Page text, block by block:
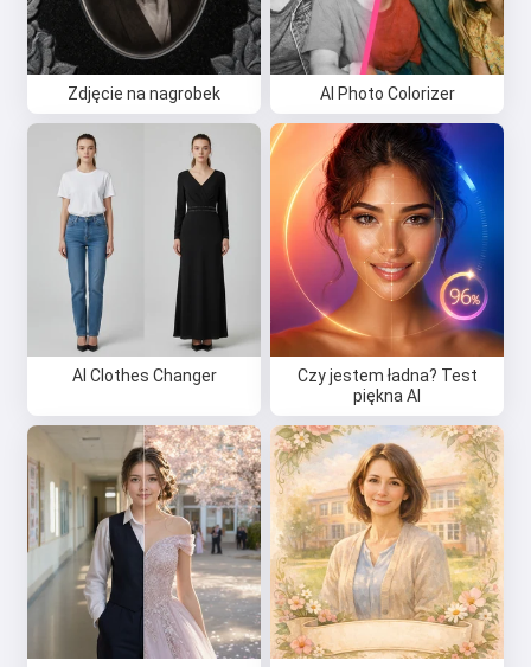
Zdjęcie na nagrobek AI Photo Colorizer
AI Clothes Changer
Czy jestem ładna? Test
piękna AI